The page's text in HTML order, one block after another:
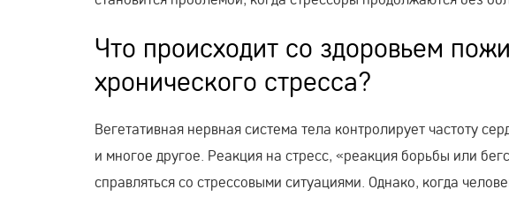
Что происходит со здоровьем
хронического стресса?
Вегетативная нервная система тела контролирует частоту
и многое другое. Реакция на стресс, «реакция борьбы или
справляться со стрессовыми ситуациями. Однако, когда